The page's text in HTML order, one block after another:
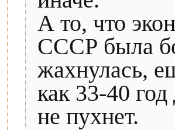
А то, что
СССР была
жахнулась,
как 33-40
не пухнет.